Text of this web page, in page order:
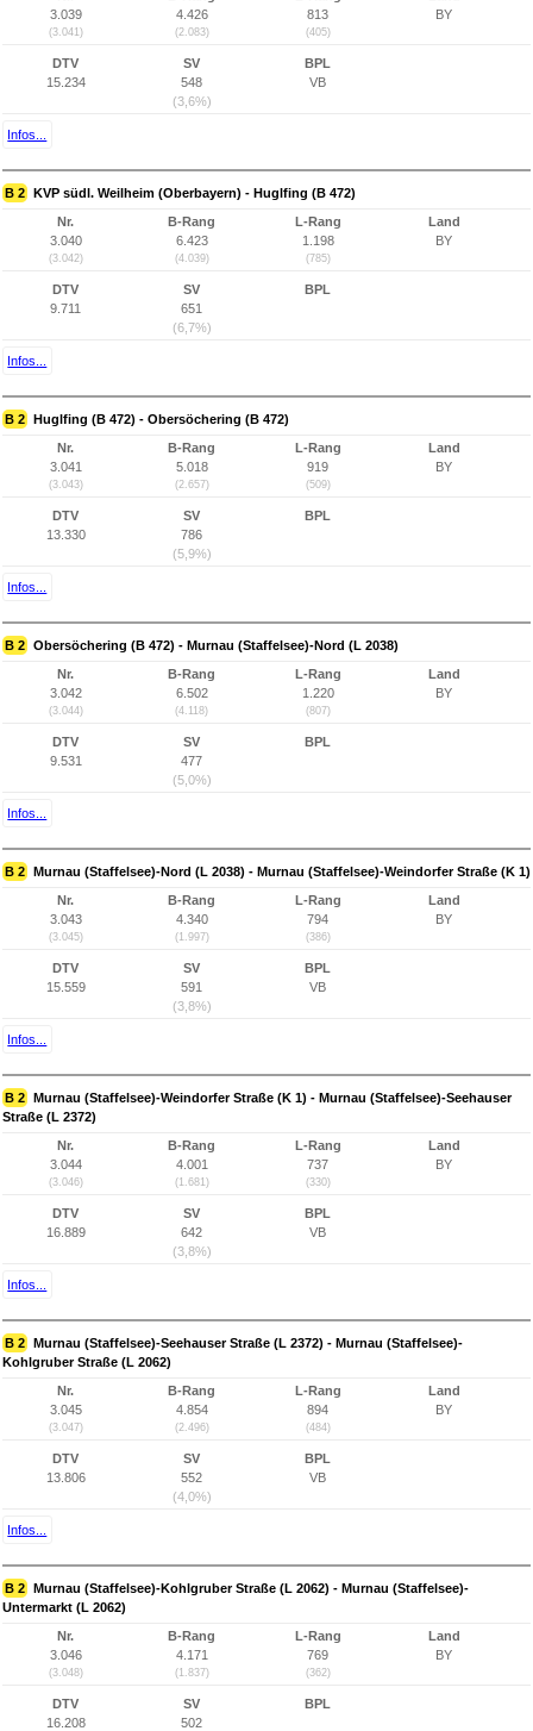
3.039
(3.041)
4.426
(2.083)
813
(405)
BY
DTV
15.234
SV
548
(3,6%)
BPL
VB
Infos...
B 2 KVP südl. Weilheim (Oberbayern) - Huglfing (B 472)
Nr.
3.040
(3.042)
B-Rang
6.423
(4.039)
L-Rang
1.198
(785)
Land
BY
DTV
9.711
SV
651
(6,7%)
BPL
Infos...
B 2 Huglfing (B 472) - Obersöchering (B 472)
Nr.
3.041
(3.043)
B-Rang
5.018
(2.657)
L-Rang
919
(509)
Land
BY
DTV
13.330
SV
786
(5,9%)
BPL
Infos...
B 2 Obersöchering (B 472) - Murnau (Staffelsee)-Nord (L 2038)
Nr.
3.042
(3.044)
B-Rang
6.502
(4.118)
L-Rang
1.220
(807)
Land
BY
DTV
9.531
SV
477
(5,0%)
BPL
Infos...
B 2 Murnau (Staffelsee)-Nord (L 2038) - Murnau (Staffelsee)-Weindorfer Straße (K 1)
Nr.
3.043
(3.045)
B-Rang
4.340
(1.997)
L-Rang
794
(386)
Land
BY
DTV
15.559
SV
591
(3,8%)
BPL
VB
Infos...
B 2 Murnau (Staffelsee)-Weindorfer Straße (K 1) - Murnau (Staffelsee)-Seehauser
Straße (L 2372)
Nr.
3.044
(3.046)
B-Rang
4.001
(1.681)
L-Rang
737
(330)
Land
BY
DTV
16.889
SV
642
(3,8%)
BPL
VB
Infos...
B 2 Murnau (Staffelsee)-Seehauser Straße (L 2372) - Murnau (Staffelsee)-
Kohlgruber Straße (L 2062)
Nr.
3.045
(3.047)
B-Rang
4.854
(2.496)
L-Rang
894
(484)
Land
BY
DTV
13.806
SV
552
(4,0%)
BPL
VB
Infos...
B 2 Murnau (Staffelsee)-Kohlgruber Straße (L 2062) - Murnau (Staffelsee)-
Untermarkt (L 2062)
Nr.
3.046
(3.048)
B-Rang
4.171
(1.837)
L-Rang
769
(362)
Land
BY
DTV
16.208
SV
502
BPL